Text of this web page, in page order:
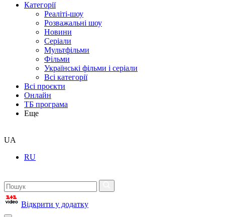
Категорії
Реаліті-шоу
Розважальні шоу
Новини
Серіали
Мультфільми
Фільми
Українські фільми і серіали
Всі категорії
Всі проєкти
Онлайн
ТБ програма
Еще
UA
RU
Відкрити у додатку